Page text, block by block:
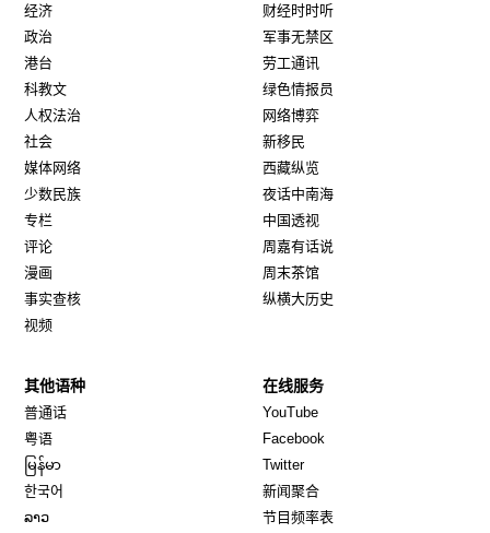
经济
政治
港台
科教文
人权法治
社会
媒体网络
少数民族
专栏
评论
漫画
事实查核
视频
财经时时听
军事无禁区
劳工通讯
绿色情报员
网络博弈
新移民
西藏纵览
夜话中南海
中国透视
周嘉有话说
周末茶馆
纵横大历史
其他语种
普通话
粤语
မြန်မာ
한국어
ລາວ
在线服务
YouTube
Facebook
TwitterOpens in new window
新闻聚合
节目频率表